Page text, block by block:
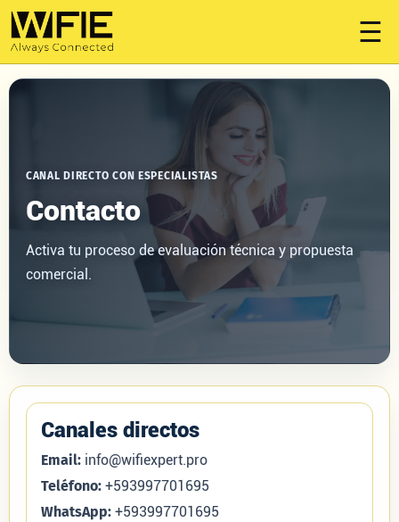
☰
CANAL DIRECTO CON ESPECIALISTAS
Contacto
Activa tu proceso de evaluación técnica y propuesta
comercial.
Canales directos
Email: info@wifiexpert.pro
Teléfono: +593997701695
WhatsApp: +593997701695